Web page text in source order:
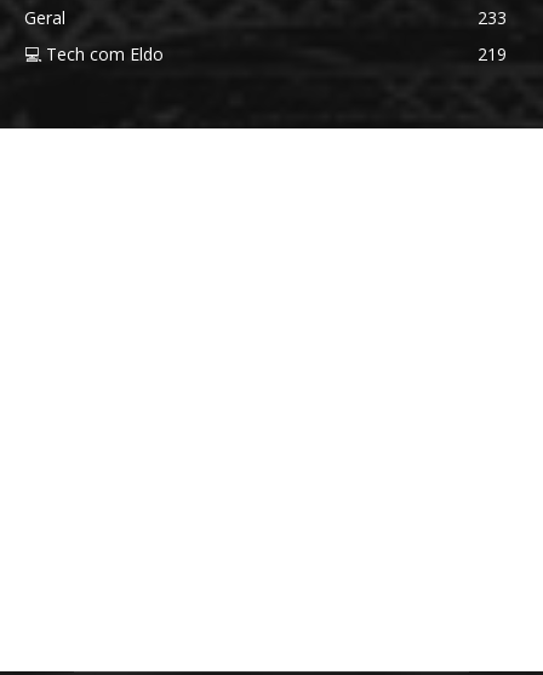
Geral
233
💻 Tech com Eldo
219